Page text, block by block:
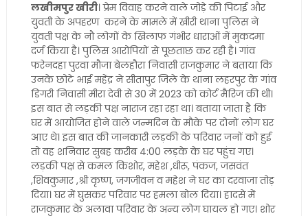
लखीमपुर खीरी। प्रेम विवाह करने वाले जोड़े की पिटाई और
युवती के अपहरण करने के मामले में खीरी थाना पुलिस ने
युवती पक्ष के नौ लोगों के खिलाफ गंभीर धाराओं में मुकदमा
दर्ज किया है। पुलिस आरोपियों से पूछताछ कर रही है। गांव
फरेनदहा पुरवा मौजा बेलहौरा निवासी राजकुमार ने बताया कि
उनके छोटे भाई महेंद्र ने सीतापुर जिले के थाना लहरपुर के गांव
डिगरी निवासी मीरा देवी से 30 में 2023 को कोर्ट मैरिज की थी।
इस बात से लड़की पक्ष नाराज रहा रहा था। बताया जाता है कि
घर में आयोजित होने वाले जन्मदिन के मौके पर दोनों लोग घर
आए थे। इस बात की जानकारी लड़की के परिवार जनों को हुई
तो वह शनिवार सुबह करीब 4:00 लड़के के घर पहुंच गए।
लड़की पक्ष से कमल किशोर, महेश ,धीरू, पंकज, जसवंत
,शिवकुमार ,श्री कृष्ण, जगजीवन व महेश ने घर का दरवाजा तोड़
दिया। घर में घुसकर परिवार पर हमला बोल दिया। हादसे में
राजकुमार के अलावा परिवार के अन्य लोग घायल हो गए। शोर